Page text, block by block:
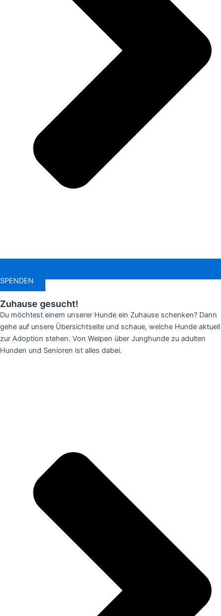
SPENDEN
Zuhause gesucht!
Du möchtest einem unserer Hunde ein Zuhause schenken? Dann
gehe auf unsere Übersichtseite und schaue, welche Hunde aktuell
zur Adoption stehen. Von Welpen über Junghunde zu adulten
Hunden und Senioren ist alles dabei.